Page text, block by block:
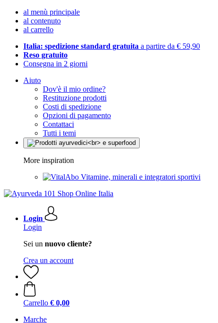
al menù principale
al contenuto
al carrello
Italia: spedizione standard gratuita a partire da € 59,90
Reso gratuito
Consegna in 2 giorni
Aiuto
Dov'è il mio ordine?
Restituzione prodotti
Costi di spedizione
Opzioni di pagamento
Contattaci
Tutti i temi
More inspiration
Vitamine, minerali e integratori sportivi
Login
Login
Sei un nuovo cliente?
Crea un account
Carrello € 0,00
Marche